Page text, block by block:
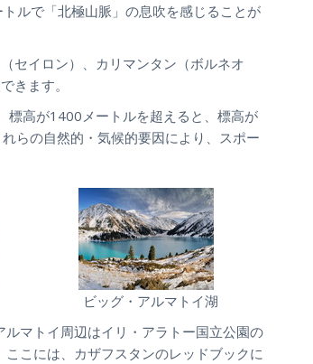
ルで「北極山脈」の息吹を感じることが
セイロン）、カリマンタン（ボルネオ
きます。
標高が1400メートルを超えると、標高が
らの自然的・気候的要因により、スポー
ビッグ・アルマトイ湖
マトイ周辺はイリ・アラトー国立公園の
こには、カザフスタンのレッドブックに